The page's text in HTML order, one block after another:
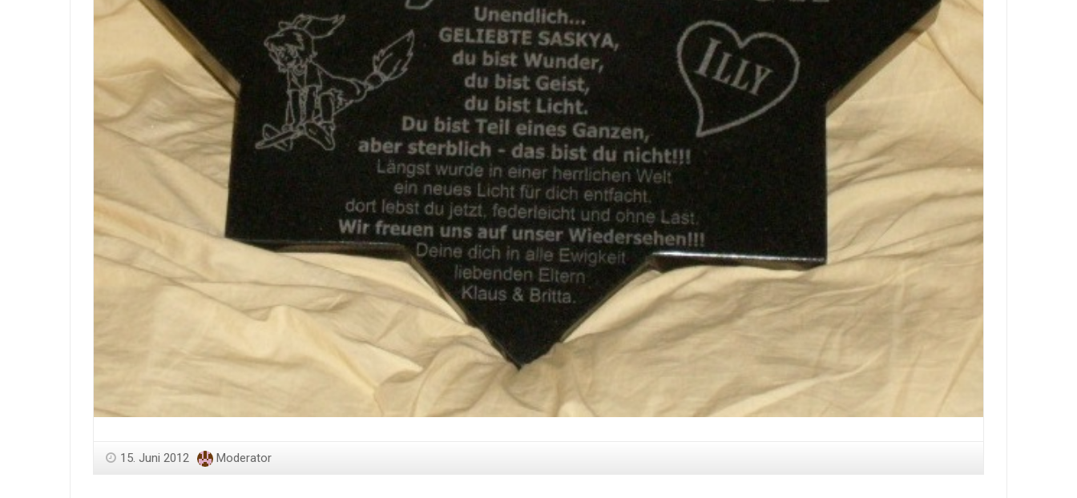
15. Juni 2012 Moderator